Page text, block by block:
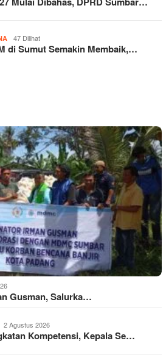
47 Dilihat
di Sumut Semakin Membaik,…
Gusman, Salurka…
2 Agustus 2026
Kompetensi, Kepala Se…